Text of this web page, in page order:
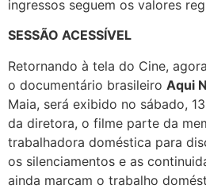
ingressos seguem os valores
SESSÃO ACESSÍVEL
Retornando à tela do Cine,
o documentário brasileiro Aqui
Maia, será exibido no sábado,
da diretora, o filme parte da
trabalhadora doméstica para
os silenciamentos e as
ainda marcam o trabalho